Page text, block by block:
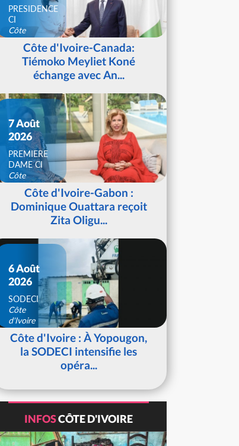
PRESIDENCE
CI
Côte
d'IvoireCôte d'Ivoire-Canada:
Tiémoko Meyliet Koné
échange avec An...
7 Août
2026
PREMIERE
DAME CI
Côte
d'IvoireCôte d'Ivoire-Gabon :
Dominique Ouattara reçoit
Zita Oligu...
6 Août
2026
SODECI
Côte
d'Ivoire
Côte d'Ivoire : À Yopougon,
la SODECI intensifie les
opéra...
INFOSCÔTE D'IVOIRE